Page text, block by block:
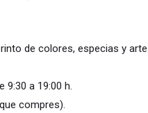
de colores, especias y
9:30 a 19:00 h.
compres).